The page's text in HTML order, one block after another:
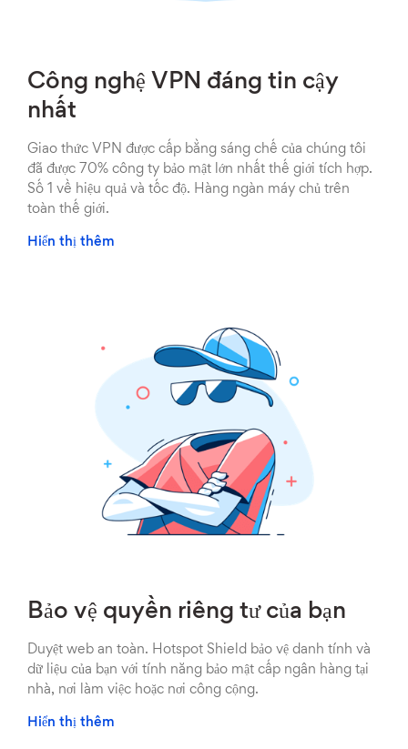
Công nghệ VPN đáng tin cậy
nhất
Giao thức VPN được cấp bằng sáng chế của chúng tôi
đã được 70% công ty bảo mật lớn nhất thế giới tích hợp.
Số 1 về hiệu quả và tốc độ. Hàng ngàn máy chủ trên
toàn thế giới.
Hiển thị thêm
Bảo vệ quyền riêng tư của bạn
Duyệt web an toàn. Hotspot Shield bảo vệ danh tính và
dữ liệu của bạn với tính năng bảo mật cấp ngân hàng tại
nhà, nơi làm việc hoặc nơi công cộng.
Hiển thị thêm